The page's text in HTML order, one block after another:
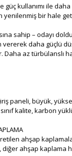
güç kullanımı ile
bir hale
sahip – odayı
daha güçlü
az türbülanslı
paneli, büyük,
kalite, karbon
ahşap
ahşap kaplama